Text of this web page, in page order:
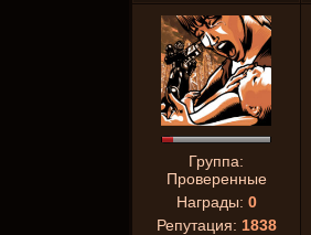
Группа:
Проверенные
Награды: 0
Репутация: 1838